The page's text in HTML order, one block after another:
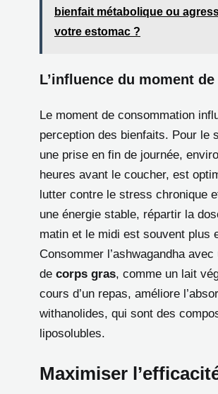
bienfait métabolique ou
votre estomac ?
L’influence du moment
Le moment de consommation
perception des bienfaits. Pour le
une prise en fin de journée,
heures avant le coucher, est
lutter contre le stress chronique
une énergie stable, répartir la
matin et le midi est souvent plus
Consommer l’ashwagandha
de corps gras, comme un lait
cours d’un repas, améliore
withanolides, qui sont des
liposolubles.
Maximiser